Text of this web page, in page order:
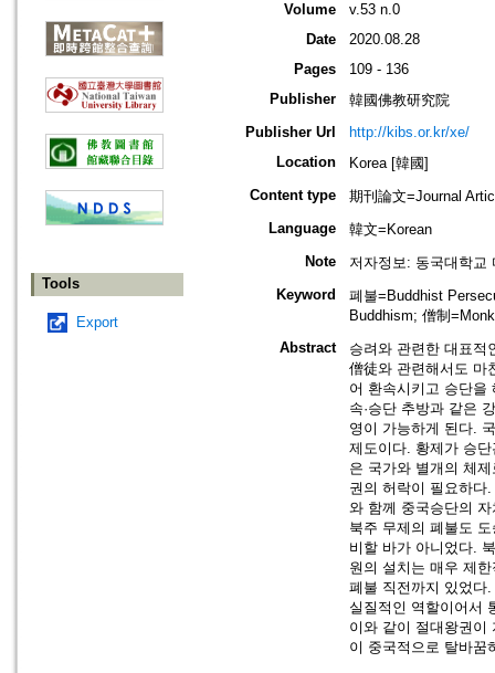
Tools
Export
Volume
v.53 n.0
Date
2020.08.28
Pages
109 - 136
Publisher
韓國佛教研究院
Publisher Url
http://kibs.or.kr/xe/
Location
Korea [韓國]
Content type
期刊論文=Journal
Language
韓文=Korean
Note
저자정보: 동국대학교
Keyword
폐불=Buddhist
Buddhism; 僧制
Abstract
승려와 관련한 대표적
僧徒와 관련해서도 마
어 환속시키고 승단을
속·승단 추방과 같은
영이 가능하게 된다.
제도이다. 황제가 승
은 국가와 별개의 체
권의 허락이 필요하다
와 함께 중국승단의
북주 무제의 폐불도
비할 바가 아니었다.
원의 설치는 매우 제
폐불 직전까지 있었다
실질적인 역할이어서
이와 같이 절대왕권이
이 중국적으로 탈바꿈